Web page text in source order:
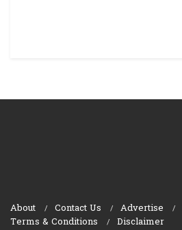
About Contact Us Advertise
Terms & Conditions
Disclaimer